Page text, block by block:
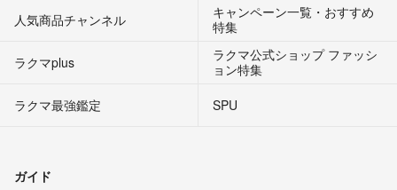
人気商品チャンネル
キャンペーン一覧・おすすめ
特集
ラクマplus
ラクマ公式ショップ ファッシ
ョン特集
ラクマ最強鑑定
SPU
ガイド